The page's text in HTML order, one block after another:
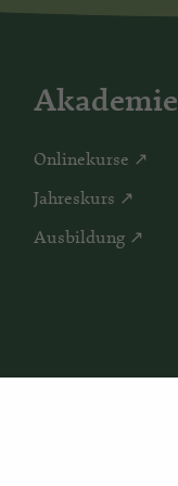
Akademie
Onlinekurse ↗
Jahreskurs ↗
Ausbildung ↗